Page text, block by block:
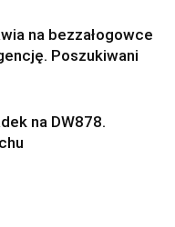
na bezzałogowce
Poszukiwani
na DW878.